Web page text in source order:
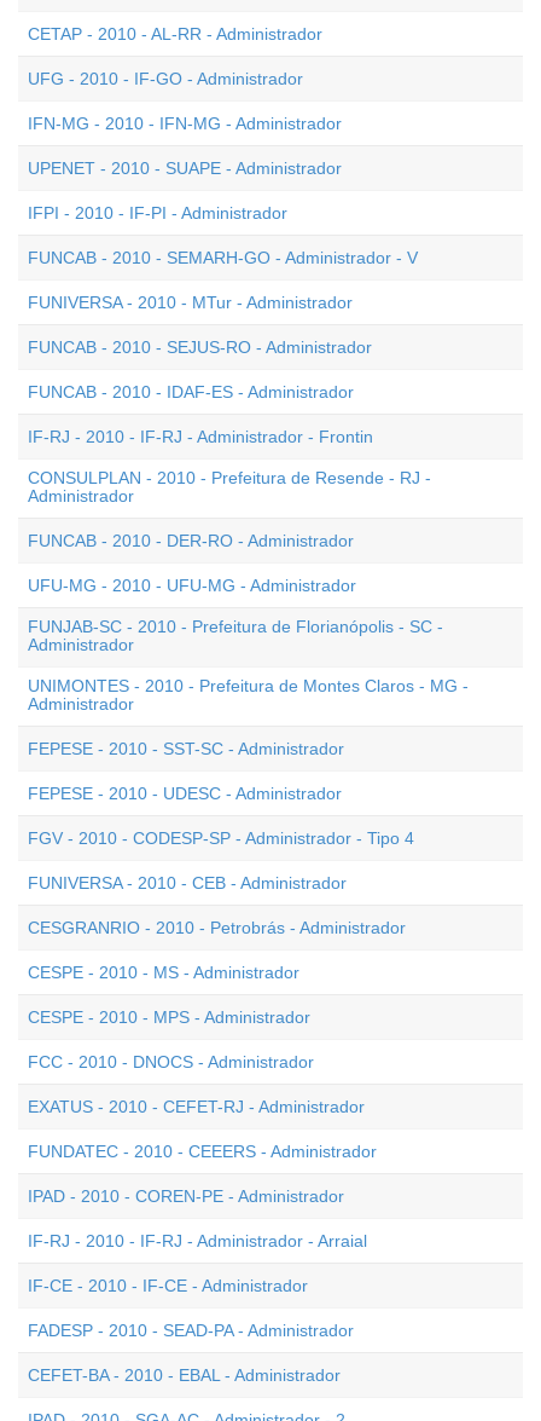
CETAP - 2010 - AL-RR - Administrador
UFG - 2010 - IF-GO - Administrador
IFN-MG - 2010 - IFN-MG - Administrador
UPENET - 2010 - SUAPE - Administrador
IFPI - 2010 - IF-PI - Administrador
FUNCAB - 2010 - SEMARH-GO - Administrador - V
FUNIVERSA - 2010 - MTur - Administrador
FUNCAB - 2010 - SEJUS-RO - Administrador
FUNCAB - 2010 - IDAF-ES - Administrador
IF-RJ - 2010 - IF-RJ - Administrador - Frontin
CONSULPLAN - 2010 - Prefeitura de Resende - RJ -
Administrador
FUNCAB - 2010 - DER-RO - Administrador
UFU-MG - 2010 - UFU-MG - Administrador
FUNJAB-SC - 2010 - Prefeitura de Florianópolis - SC -
Administrador
UNIMONTES - 2010 - Prefeitura de Montes Claros - MG -
Administrador
FEPESE - 2010 - SST-SC - Administrador
FEPESE - 2010 - UDESC - Administrador
FGV - 2010 - CODESP-SP - Administrador - Tipo 4
FUNIVERSA - 2010 - CEB - Administrador
CESGRANRIO - 2010 - Petrobrás - Administrador
CESPE - 2010 - MS - Administrador
CESPE - 2010 - MPS - Administrador
FCC - 2010 - DNOCS - Administrador
EXATUS - 2010 - CEFET-RJ - Administrador
FUNDATEC - 2010 - CEEERS - Administrador
IPAD - 2010 - COREN-PE - Administrador
IF-RJ - 2010 - IF-RJ - Administrador - Arraial
IF-CE - 2010 - IF-CE - Administrador
FADESP - 2010 - SEAD-PA - Administrador
CEFET-BA - 2010 - EBAL - Administrador